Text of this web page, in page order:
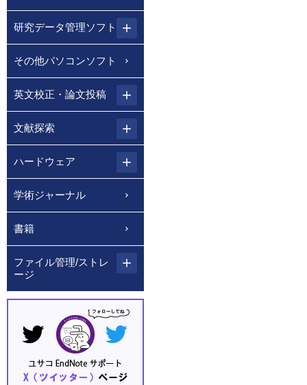
研究データ管理ソフト
その他パソコンソフト
英文校正・論文投稿
文献探索
ハードウェア
学術ジャーナル
書籍
ファイル管理/ストレ
ージ